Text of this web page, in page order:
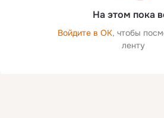
На этом пока
Войдите в ОК, чтобы
ленту